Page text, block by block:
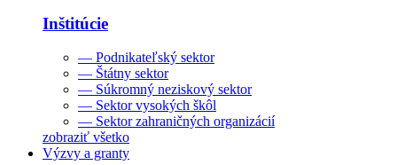
Inštitúcie
— Podnikateľský sektor
— Štátny sektor
— Súkromný neziskový sektor
— Sektor vysokých škôl
— Sektor zahraničných organizácií
zobraziť všetko
Výzvy a granty